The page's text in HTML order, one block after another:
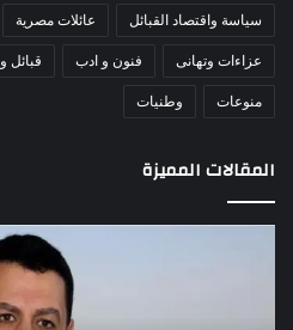
سياسة واقتصاد القبائل عائلات مصرية
عزاءات وتهانى فنون و ادب قبائل
منوعات وطنيات
المقالات المميزة